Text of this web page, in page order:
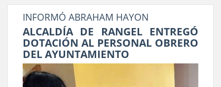
INFORMÓ ABRAHAM HAYON
ALCALDÍA DE RANGEL ENTREGÓ
DOTACIÓN AL PERSONAL OBRERO
DEL AYUNTAMIENTO